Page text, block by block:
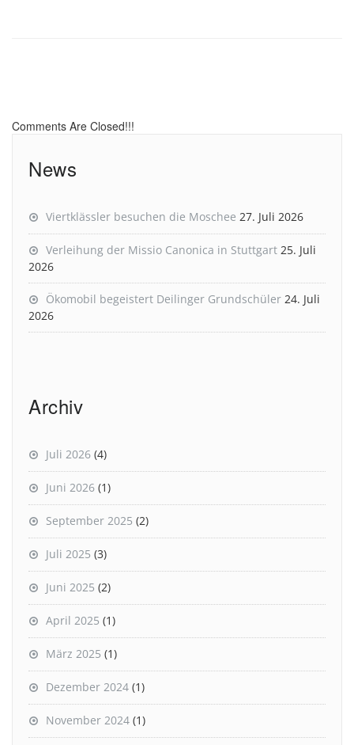
Comments Are Closed!!!
News
Viertklässler besuchen die Moschee 27. Juli 2026
Verleihung der Missio Canonica in Stuttgart 25. Juli
2026
Ökomobil begeistert Deilinger Grundschüler 24. Juli
2026
Archiv
Juli 2026 (4)
Juni 2026 (1)
September 2025 (2)
Juli 2025 (3)
Juni 2025 (2)
April 2025 (1)
März 2025 (1)
Dezember 2024 (1)
November 2024 (1)